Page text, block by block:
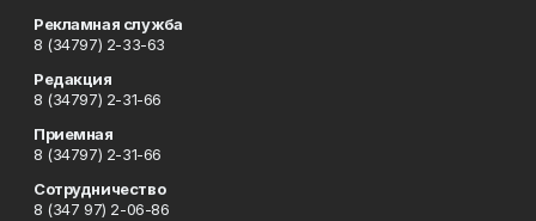
Рекламная служба
8 (34797) 2-33-63
Редакция
8 (34797) 2-31-66
Приемная
8 (34797) 2-31-66
Сотрудничество
8 (347 97) 2-06-86